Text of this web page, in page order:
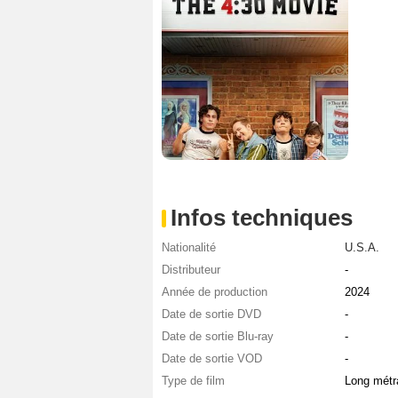
Infos techniques
Nationalité
U.S.A.
Distributeur
-
Année de production
2024
Date de sortie DVD
-
Date de sortie Blu-ray
-
Date de sortie VOD
-
Type de film
Long